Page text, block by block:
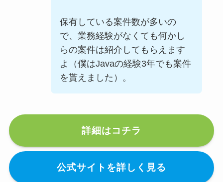
保有している案件数が多いの
で、業務経験がなくても何かし
らの案件は紹介してもらえます
よ（僕はJavaの経験3年でも案件
を貰えました）。
詳細はコチラ
公式サイトを詳しく見る